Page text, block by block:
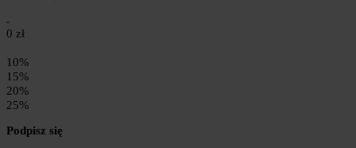
0 zł
10%
15%
20%
25%
Podpisz się